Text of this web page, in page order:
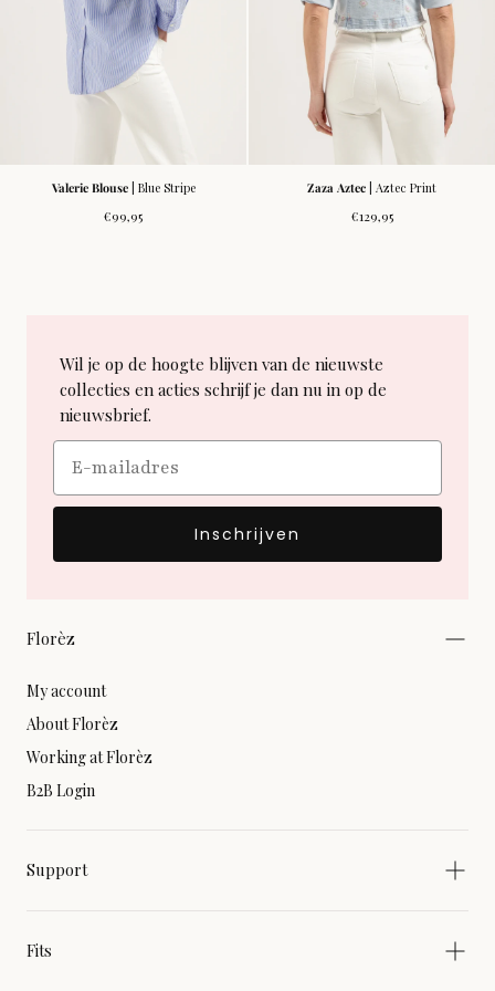
Valerie Blouse | Blue Stripe
Regular
€99,95
Zaza Aztec | Aztec Print
Regular
€129,95
Wil je op de hoogte blijven van de nieuwste
collecties en acties schrijf je dan nu in op de
nieuwsbrief.
Email
Inschrijven
Florèz
My account
About Florèz
Working at Florèz
B2B Login
Support
Fits